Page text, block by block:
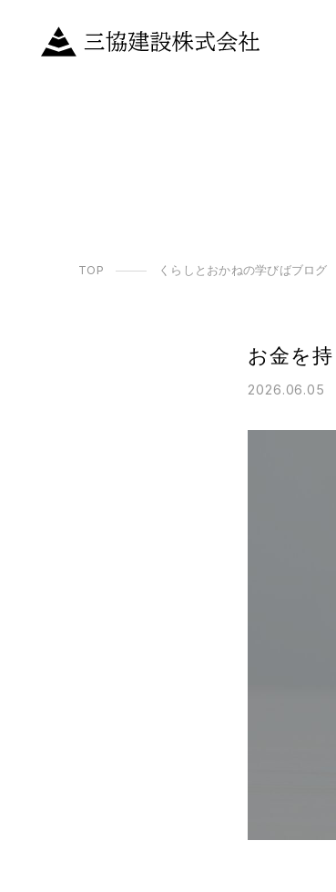
TOP くらしとおかねの学びばブログ
お金を
2026.06.05